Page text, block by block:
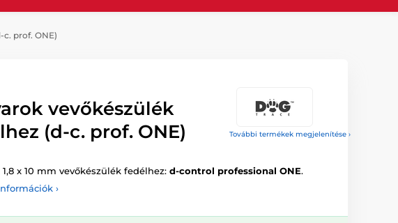
c. prof. ONE)
További termékek megjelenítése ›
vevőkészülék
(d-c. prof. ONE)
1,8 x 10 mm vevőkészülék fedélhez: d-control professional ONE.
›